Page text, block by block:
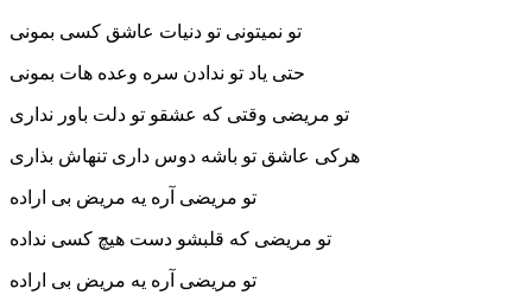
تو نمیتونی تو دنیات عاشق کسی بمونی
حتی یاد تو ندادن سره وعده هات بمونی
تو مریضی وقتی که عشقو تو دلت باور نداری
هرکی عاشق تو باشه دوس داری تنهاش بذاری
تو مریضی آره یه مریض بی اراده
تو مریضی که قلبشو دست هیچ کسی نداده
تو مریضی آره یه مریض بی اراده